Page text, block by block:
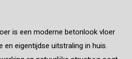
is een moderne betonlook vloer
eigentijdse uitstraling in huis.